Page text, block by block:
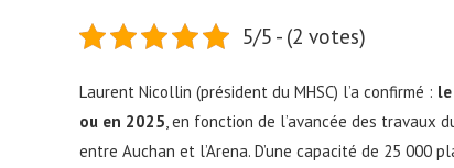
5/5 - (2 votes)
Laurent Nicollin (président du MHSC) l’a confirmé :
ou en 2025 , en fonction de l’avancée des travaux
entre Auchan et l’Arena. D’une capacité de 25 000